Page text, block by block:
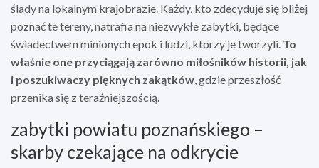
ślady na lokalnym krajobrazie. Każdy, kto zdecyduje się bliżej
poznać te tereny, natrafia na niezwykłe zabytki, będące
świadectwem minionych epok i ludzi, którzy je tworzyli. To
właśnie one przyciągają zarówno miłośników historii, jak
i poszukiwaczy pięknych zakątków , gdzie przeszłość
przenika się z teraźniejszością.
zabytki powiatu poznańskiego –
skarby czekające na odkrycie